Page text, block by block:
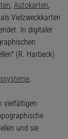
, Autokarten,
Vielzweckkarten
In digitaler
(R. Harbeck)
,
vielfältigen
und sie